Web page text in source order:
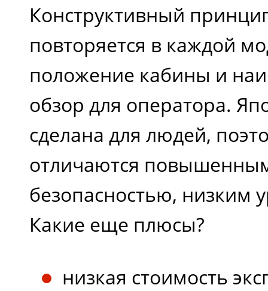
Конструктивный
повторяется в каждой
положение кабины и
обзор для оператора.
сделана для людей,
отличаются
безопасностью, низким
Какие еще плюсы?
низкая стоимость